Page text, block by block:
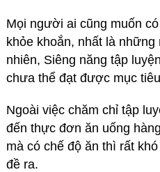
Mọi người ai cũng muốn
khỏe khoắn, nhất là
nhiên, Siêng năng tập
chưa thể đạt được mục
Ngoài việc chăm chỉ tập
đến thực đơn ăn uống
mà có chế độ ăn thì rất
đề ra.